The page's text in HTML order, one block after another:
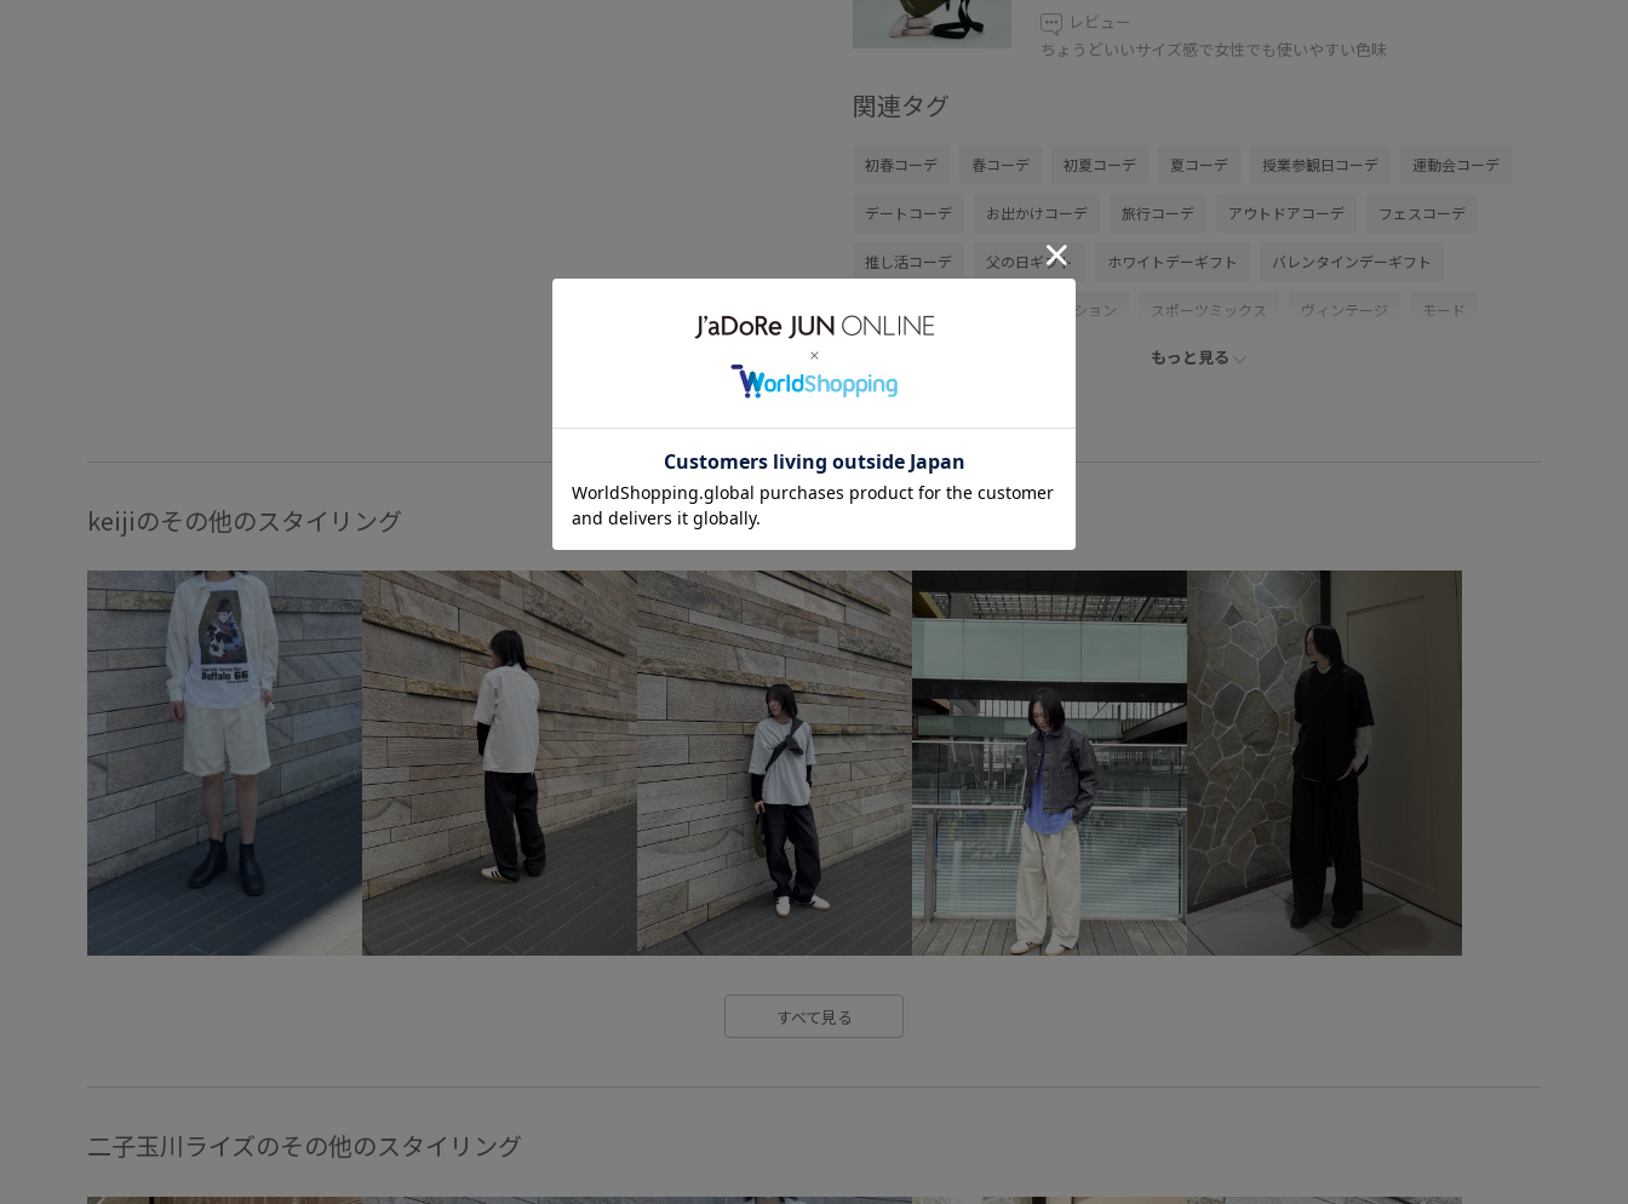
レビュー
ちょうどいいサイズ感で女性でも使いやすい色味
関連タグ
初春コーデ 春コーデ 初夏コーデ 夏コーデ 授業参観日コーデ 運動会コーデ
デートコーデ お出かけコーデ 旅行コーデ アウトドアコーデ フェスコーデ
推し活コーデ 父の日ギフト ホワイトデーギフト バレンタインデーギフト
韓国ファッション スポーツミックス ヴィンテージ モード
レイヤード パンツスタイル
メンズライク
ADAM ET ROPÉ ナチュラル
パンツ デニムパンツ バッグ
GJS55690 GKA16100 GKM16910 GKX16060 26SS30
homme_ex_2026 MSpecial_pickup Tシャツ
オフにも活躍 オンにもオフにも コントラスト コート シャツ
ジャージ スウェット スエード ステッチ スポーツ スポーツウェア
セーター テーパード トレンド ドレス ニット
モノトーン 上品 光沢感 別注アイテム 動きやすい 快適
機能的なデザイン 程よいゆとり 穿き心地が良い 立体的 耐久性
もっと見る
keijiのその他のスタイリング
すべて見る
二子玉川ライズのその他のスタイリング